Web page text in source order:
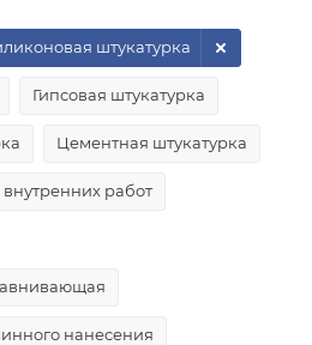
Гипсовая штукатурка
штукатурка
Цементная штукатурка
внутренних работ
нанесения